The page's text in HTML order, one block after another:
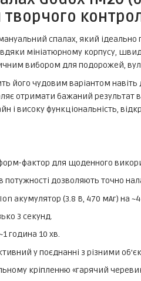
спалах, який
мініатюрному корпусу,
вибором для подорожей,
його чудовим варіантом
отримати бажаний результат
і високу функціональність,
фактор для щоденного
потужності дозволяють точно
акумулятор (3.8 В, 470 мАг) на
3 секунд.
година 10 хв.
у поєднанні з різними
кріпленню «гарячий